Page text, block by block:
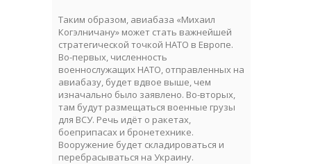
Таким образом, авиабаза «Михаил
Когэлничану» может стать важнейшей
стратегической точкой НАТО в Европе.
Во-первых, численность
военнослужащих НАТО, отправленных на
авиабазу, будет вдвое выше, чем
изначально было заявлено. Во-вторых,
там будут размещаться военные грузы
для ВСУ. Речь идёт о ракетах,
боеприпасах и бронетехнике.
Вооружение будет складироваться и
перебрасываться на Украину.